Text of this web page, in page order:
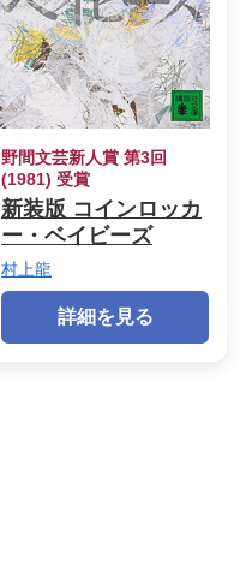
野間文芸新人賞 第3回
(1981) 受賞
新装版 コインロッカ
ー・ベイビーズ
村上龍
詳細を見る